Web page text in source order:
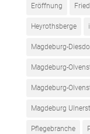
Eröffnung
Heyrothsberge
Magdeburg-
Magdeburg-
Magdeburg-
Magdeburg
Pflegebranche